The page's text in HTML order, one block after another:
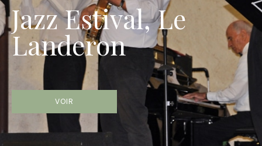
Jazz Estival, Le
Landeron
VOIR